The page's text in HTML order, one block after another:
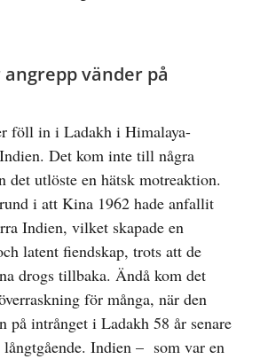
vänder på
föll in i Ladakh i Himalaya-
Det kom inte till några
det utlöste en hätsk motreaktion.
i att Kina 1962 hade anfallit
Indien, vilket skapade en
latent fiendskap, trots att de
drogs tillbaka. Ändå kom det
för många, när den
på intrånget i Ladakh 58 år senare
långtgående. Indien – som var en